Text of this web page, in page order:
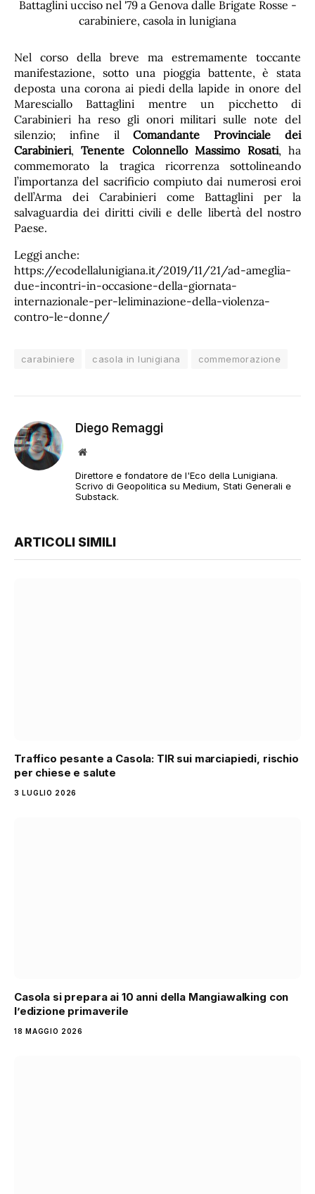
Nel corso della breve ma estremamente toccante
manifestazione, sotto una pioggia battente, è stata
deposta una corona ai piedi della lapide in onore del
Maresciallo Battaglini mentre un picchetto di
Carabinieri ha reso gli onori militari sulle note del
silenzio; infine ilComandante Provinciale dei
Carabinieri,Tenente Colonnello Massimo Rosati, ha
commemorato la tragica ricorrenza sottolineando
l’importanza del sacrificio compiuto dai numerosi eroi
dell’Arma dei Carabinieri come Battaglini per la
salvaguardia dei diritti civili e delle libertà del nostro
Paese.
Leggi anche:
https://ecodellalunigiana.it/2019/11/21/ad-ameglia-
due-incontri-in-occasione-della-giornata-
internazionale-per-leliminazione-della-violenza-
contro-le-donne/
carabiniere casola in lunigiana commemorazione
Diego Remaggi
Sito
Direttore e fondatore de l'Eco della Lunigiana.
Scrivo di Geopolitica su Medium, Stati Generali e
Substack.
ARTICOLI SIMILI
Traffico pesante a Casola: TIR sui marciapiedi, rischio
per chiese e salute
3 LUGLIO 2026
Casola si prepara ai 10 anni della Mangiawalking con
l’edizione primaverile
18 MAGGIO 2026